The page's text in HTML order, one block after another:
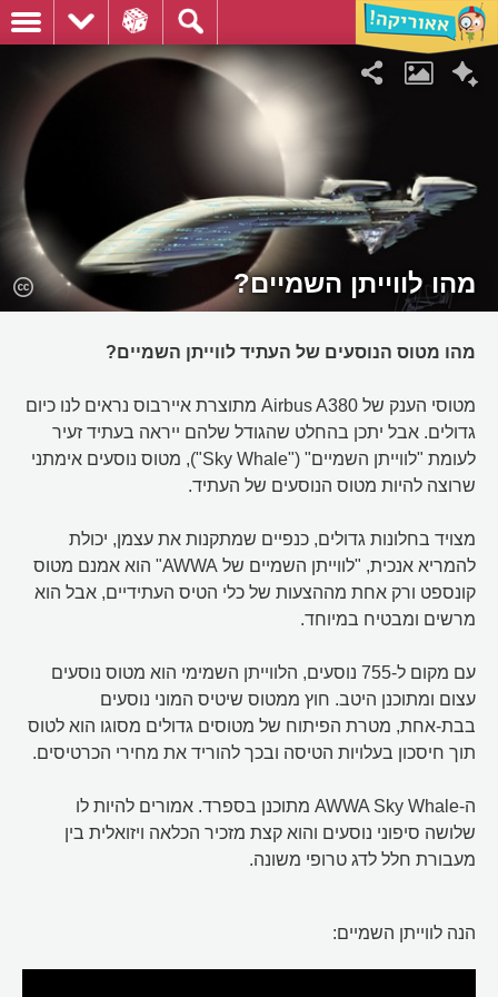
מהו לווייתן השמיים?
מהו מטוס הנוסעים של העתיד לווייתן השמיים?
מטוסי הענק של Airbus A380 מתוצרת איירבוס נראים לנו כיום
גדולים. אבל יתכן בהחלט שהגודל שלהם ייראה בעתיד זעיר
לעומת "לווייתן השמיים" ("Sky Whale"), מטוס נוסעים אימתני
שרוצה להיות מטוס הנוסעים של העתיד.
מצויד בחלונות גדולים, כנפיים שמתקנות את עצמן, יכולת
להמריא אנכית, "לווייתן השמיים של AWWA" הוא אמנם מטוס
קונספט ורק אחת מההצעות של כלי הטיס העתידיים, אבל הוא
מרשים ומבטיח במיוחד.
עם מקום ל-755 נוסעים, הלווייתן השמימי הוא מטוס נוסעים
עצום ומתוכנן היטב. חוץ ממטוס שיטיס המוני נוסעים
בבת-אחת, מטרת הפיתוח של מטוסים גדולים מסוגו הוא לטוס
תוך חיסכון בעלויות הטיסה ובכך להוריד את מחירי הכרטיסים.
ה-AWWA Sky Whale מתוכנן בספרד. אמורים להיות לו
שלושה סיפוני נוסעים והוא קצת מזכיר הכלאה ויזואלית בין
מעבורת חלל לדג טרופי משונה.
הנה לווייתן השמיים: